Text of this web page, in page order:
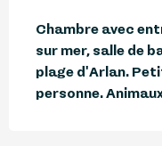
Chambre avec
sur mer, salle de
plage d'Arlan.
personne.